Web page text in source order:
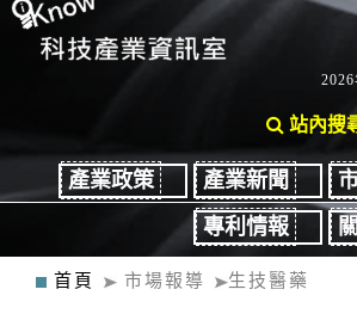
站內搜
產業政策 產業新聞
專利情報
首頁 市場報導 生技醫藥